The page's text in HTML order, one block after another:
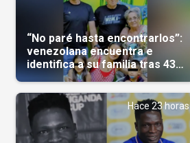
“No paré hasta encontrarlos”:
venezolana encuentra e
identifica a su familia tras 43
días del terremoto
Hace 23 horas